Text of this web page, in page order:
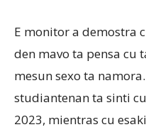
E monitor a demostra
den mavo ta pensa cu
mesun sexo ta
studiantenan ta sinti
2023, mientras cu